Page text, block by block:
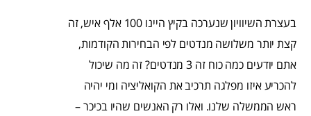
בעצרת השיוויון שנערכה בקיץ היינו 100 אלף איש, זה
קצת יותר משלושה מנדטים לפי הבחירות הקודמות,
אתם יודעים כמה כוח זה 3 מנדטים? זה מה שיכול
להכריע איזו מפלגה תרכיב את הקואליציה ומי יהיה
ראש הממשלה שלנו. ואלו רק האנשים שהיו בכיכר –